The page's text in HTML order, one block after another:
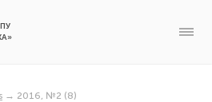
→ 2016, №2 (8)